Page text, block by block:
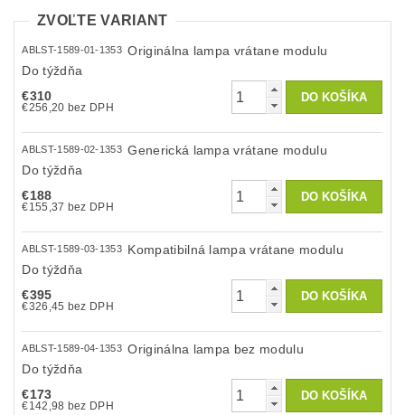
ZVOĽTE VARIANT
ABLST-1589-01-1353 Originálna lampa vrátane modulu
Do týždňa
€310
€256,20 bez DPH
ABLST-1589-02-1353 Generická lampa vrátane modulu
Do týždňa
€188
€155,37 bez DPH
ABLST-1589-03-1353 Kompatibilná lampa vrátane modulu
Do týždňa
€395
€326,45 bez DPH
ABLST-1589-04-1353 Originálna lampa bez modulu
Do týždňa
€173
€142,98 bez DPH